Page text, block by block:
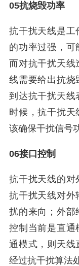
05抗烧毁功率
抗干扰天线是工
的功率过强，可
而对抗干扰天线
线需要给出抗烧
到达抗干扰天线
时候，抗干扰
该确保干扰信号
06接口控制
抗干扰天线的对
抗干扰天线对外
扰的来向；外部
控制当前是直通
通模式，则天线
经过抗干扰算法